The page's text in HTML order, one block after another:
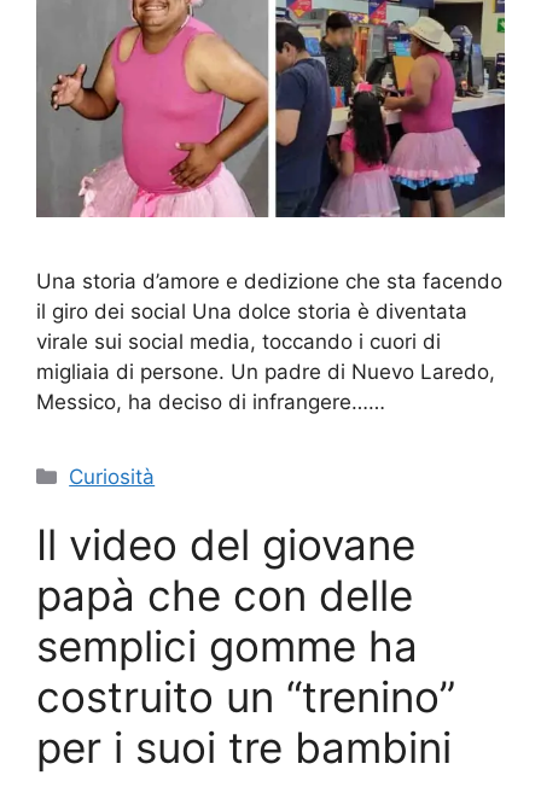
Una storia d’amore e dedizione che sta facendo
il giro dei social Una dolce storia è diventata
virale sui social media, toccando i cuori di
migliaia di persone. Un padre di Nuevo Laredo,
Messico, ha deciso di infrangere……
Categorie
Curiosità
Il video del giovane
papà che con delle
semplici gomme ha
costruito un “trenino”
per i suoi tre bambini